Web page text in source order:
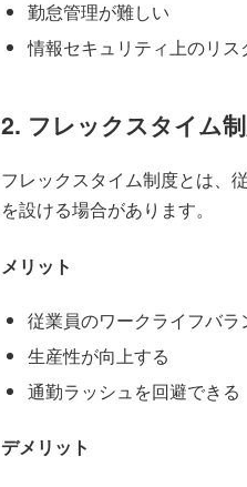
勤怠管理が難しい
情報セキュリティ上のリス
2. フレックスタイム
フレックスタイム制度とは、
を設ける場合があります。
メリット
従業員のワークライフバラ
生産性が向上する
通勤ラッシュを回避できる
デメリット